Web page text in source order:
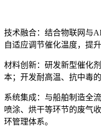
技术融合：结合物联网与
自适应调节催化温度，提
材料创新：研发新型催化
本；开发耐高温、抗中毒
系统集成：与船舶制造全
喷涂、烘干等环节的废气
环管理体系。